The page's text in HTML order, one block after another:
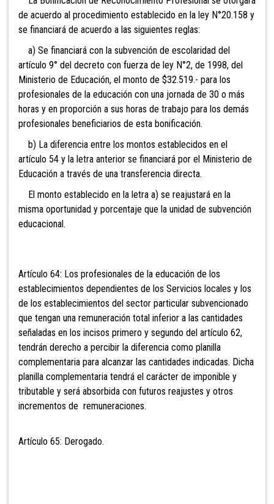
de acuerdo al procedimiento establecido en la ley N°20.158 y
se financiará de acuerdo a las siguientes reglas:
a) Se financiará con la subvención de escolaridad del
artículo 9° del decreto con fuerza de ley N°2, de 1998, del
Ministerio de Educación, el monto de $32.519.- para los
profesionales de la educación con una jornada de 30 o más
horas y en proporción a sus horas de trabajo para los demás
profesionales beneficiarios de esta bonificación.
b) La diferencia entre los montos establecidos en el
artículo 54 y la letra anterior se financiará por el Ministerio de
Educación a través de una transferencia directa.
El monto establecido en la letra a) se reajustará en la
misma oportunidad y porcentaje que la unidad de subvención
educacional.
Artículo 64: Los profesionales de la educación de los
establecimientos dependientes de los Servicios locales y los
de los establecimientos del sector particular subvencionado
que tengan una remuneración total inferior a las cantidades
señaladas en los incisos primero y segundo del artículo 62,
tendrán derecho a percibir la diferencia como planilla
complementaria para alcanzar las cantidades indicadas. Dicha
planilla complementaria tendrá el carácter de imponible y
tributable y será absorbida con futuros reajustes y otros
incrementos de remuneraciones.
Artículo 65: Derogado.